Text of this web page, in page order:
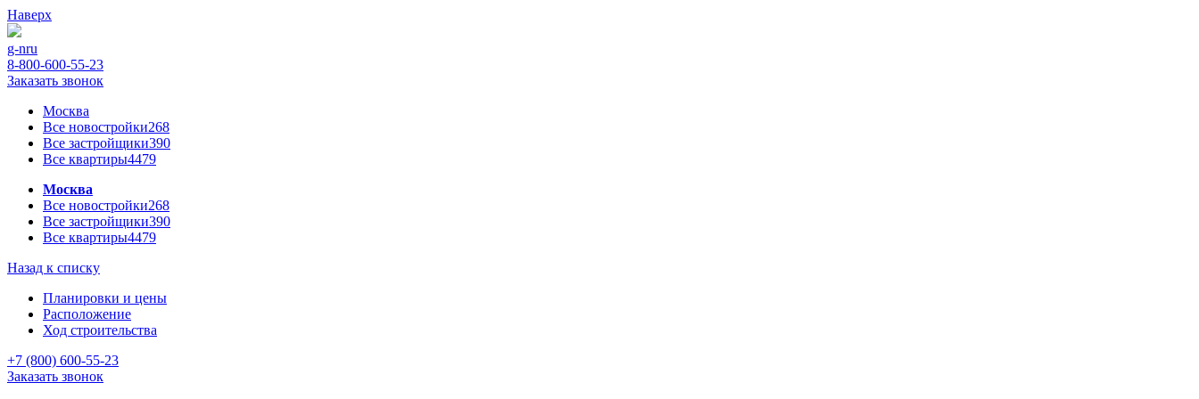
Наверх
g-nru
8-800-600-55-23
Заказать звонок
Москва
Все новостройки268
Все застройщики390
Все квартиры4479
Москва
Все новостройки268
Все застройщики390
Все квартиры4479
Назад к списку
Планировки и цены
Расположение
Ход строительства
+7 (800) 600-55-23
Заказать звонок